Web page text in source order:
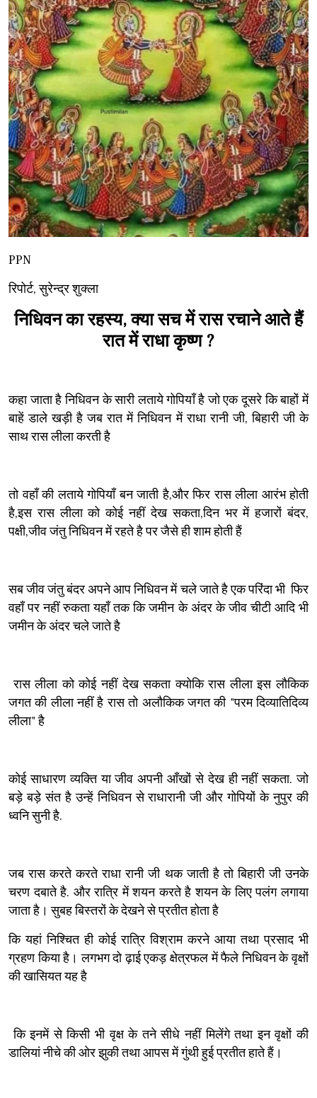
PPN
रिपोर्ट, सुरेन्द्र शुक्ला
निधिवन का रहस्य, क्या सच में रास रचाने आते हैं
रात में राधा कृष्ण ?
कहा जाता है निधिवन के सारी लताये गोपियाँ है जो एक दूसरे कि बाहों में
बाहें डाले खड़ी है जब रात में निधिवन में राधा रानी जी, बिहारी जी के
साथ रास लीला करती है
तो वहाँ की लताये गोपियाँ बन जाती है,और फिर रास लीला आरंभ होती
है,इस रास लीला को कोई नहीं देख सकता,दिन भर में हजारों बंदर,
पक्षी,जीव जंतु निधिवन में रहते है पर जैसे ही शाम होती हैं
सब जीव जंतु बंदर अपने आप निधिवन में चले जाते है एक परिंदा भी फिर
वहाँ पर नहीं रुकता यहाँ तक कि जमीन के अंदर के जीव चीटी आदि भी
जमीन के अंदर चले जाते है
रास लीला को कोई नहीं देख सकता क्योकि रास लीला इस लौकिक
जगत की लीला नहीं है रास तो अलौकिक जगत की "परम दिव्यातिदिव्य
लीला" है
कोई साधारण व्यक्ति या जीव अपनी आँखों से देख ही नहीं सकता. जो
बड़े बड़े संत है उन्हें निधिवन से राधारानी जी और गोपियों के नुपुर की
ध्वनि सुनी है.
जब रास करते करते राधा रानी जी थक जाती है तो बिहारी जी उनके
चरण दबाते है. और रात्रि में शयन करते है शयन के लिए पलंग लगाया
जाता है। सुबह बिस्तरों के देखने से प्रतीत होता है
कि यहां निश्चित ही कोई रात्रि विश्राम करने आया तथा प्रसाद भी
ग्रहण किया है। लगभग दो ढ़ाई एकड़ क्षेत्रफल में फैले निधिवन के वृक्षों
की खासियत यह है
कि इनमें से किसी भी वृक्ष के तने सीधे नहीं मिलेंगे तथा इन वृक्षों की
डालियां नीचे की ओर झुकी तथा आपस में गुंथी हुई प्रतीत हाते हैं।